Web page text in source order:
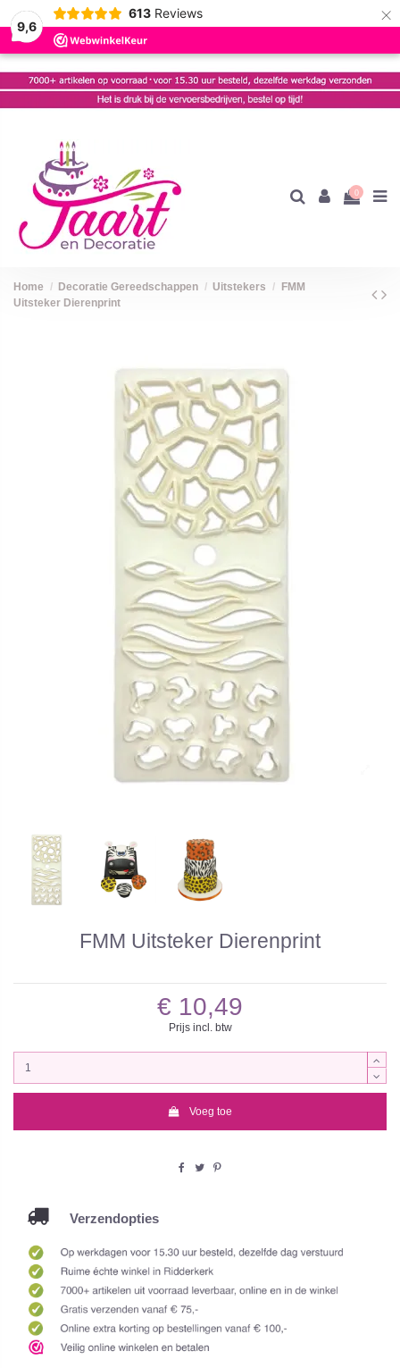
9,6
613 Reviews ×
0
Home Decoratie Gereedschappen Uitstekers
FMM
Uitsteker Dierenprint
FMM Uitsteker Dierenprint
€ 10,49
Prijs incl. btw
Voeg toe
Verzendopties